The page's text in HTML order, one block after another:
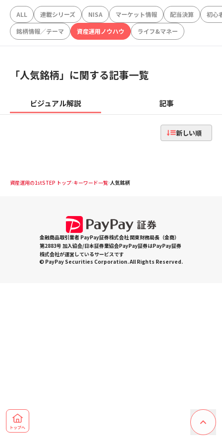
ALL 連載シリーズ NISA マーケット情報 配当決算
初心
銘柄情報／テーマ
資産運用ノウハウ ライフ&マネー
「人気銘柄」に関する記事一覧
ビジュアル解説 記事
新しい順
資産運用の1stSTEP トップ キーワード一覧 人気銘柄
金融商品取引業者 PayPay証券株式会社 関東財務局長（金商）
第2883号 加入協会/日本証券業協会PayPay証券はPayPay証券
株式会社が運営しているサービスです
© PayPay Securities Corporation. All Rights Reserved.